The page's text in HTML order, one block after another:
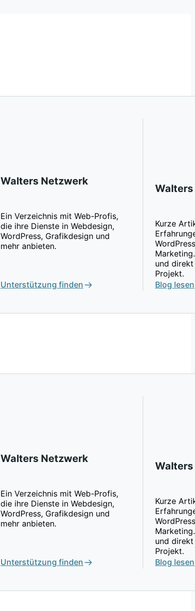
Walters Netzwerk
Ein Verzeichnis mit Web-Profis,
die ihre Dienste in Webdesign,
WordPress, Grafikdesign und
mehr anbieten.
Unterstützung finden
Walters
Kurze
und
Projekt.
Blog lesen
Walters Netzwerk
Ein Verzeichnis mit Web-Profis,
die ihre Dienste in Webdesign,
WordPress, Grafikdesign und
mehr anbieten.
Unterstützung finden
Walters
Kurze
und
Projekt.
Blog lesen